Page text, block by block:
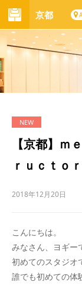
京都
【京都】
ｒｕｃｔｏ
2018年12月20日
こんにちは。
みなさん、ヨギー
初めてのスタジオ
誰でも初めての体